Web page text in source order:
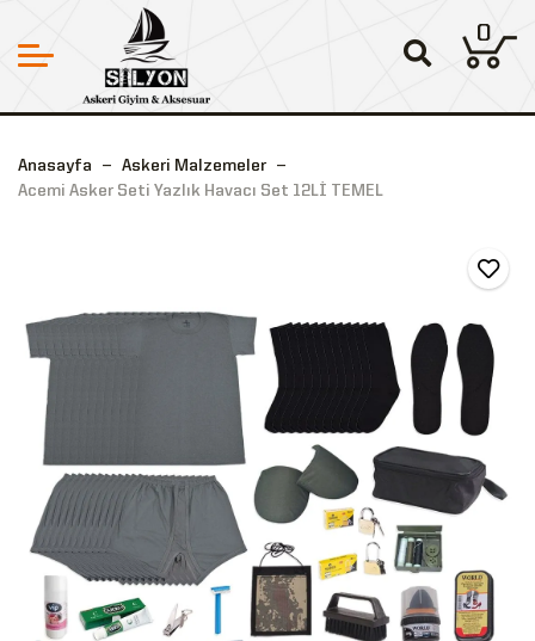
0
Anasayfa
Askeri Malzemeler
Acemi Asker Seti Yazlık Havacı Set 12Lİ TEMEL